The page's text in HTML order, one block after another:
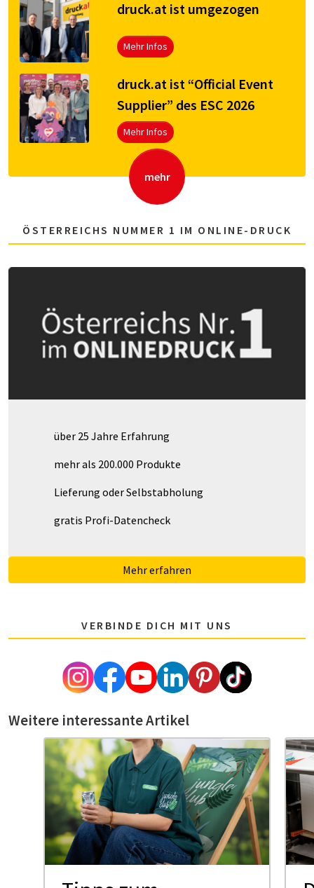
druck.at ist umgezogen
Mehr Infos
druck.at ist “Official Event
Supplier” des ESC 2026
Mehr Infos
mehr
ÖSTERREICHS NUMMER 1 IM ONLINE-DRUCK
über 25 Jahre Erfahrung
mehr als 200.000 Produkte
Lieferung oder Selbstabholung
gratis Profi-Datencheck
Mehr erfahren
VERBINDE DICH MIT UNS
Weitere interessante Artikel